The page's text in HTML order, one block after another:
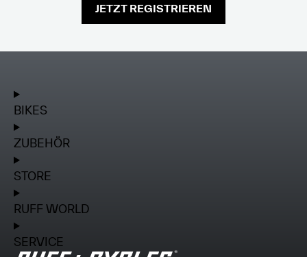
JETZT REGISTRIEREN
BIKES
ZUBEHÖR
STORE
RUFF WORLD
SERVICE